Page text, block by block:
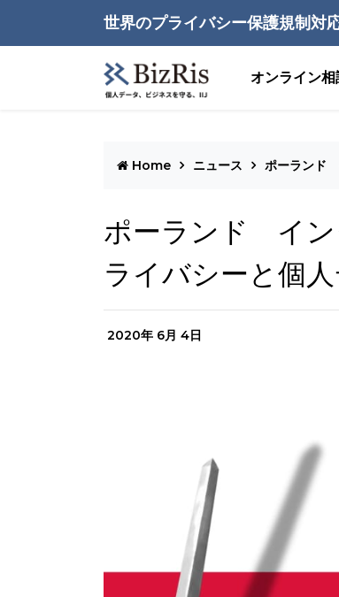
世界のプライバシー保護規制対
オンライン相
Home ニュース ポーランド
ポーランド イン
ライバシーと個
2020年 6月 4日